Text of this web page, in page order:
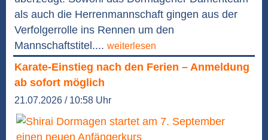
als auch die Herrenmannschaft gingen aus der
Verfolgerrolle ins Rennen um den
Mannschaftstitel.... weiterlesen
Karate-Einstieg nach den Ferien – Anmeldung
ab sofort möglich
21.07.2026 / 10:58 Uhr